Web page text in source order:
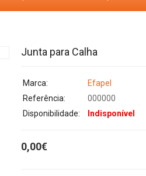
Junta para Calha
Marca:
Efapel
Referência:
000000
Disponibilidade:
Indisponível
0,00€